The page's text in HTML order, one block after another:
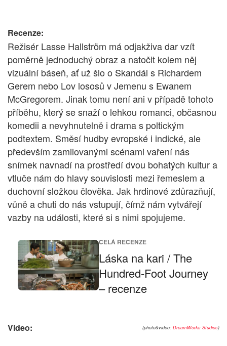
Recenze:
Režisér Lasse Hallström má odjakživa dar vzít
poměrně jednoduchý obraz a natočit kolem něj
vizuální báseň, ať už šlo o Skandál s Richardem
Gerem nebo Lov lososů v Jemenu s Ewanem
McGregorem. Jinak tomu není ani v případě tohoto
příběhu, který se snaží o lehkou romanci, občasnou
komedii a nevyhnutelně i drama s poltickým
podtextem. Směsí hudby evropské i indické, ale
především zamilovanými scénami vaření nás
snímek navnadí na prostředí dvou bohatých kultur a
vtluče nám do hlavy souvislosti mezi řemeslem a
duchovní složkou člověka. Jak hrdinové zdůrazňují,
vůně a chuti do nás vstupují, čímž nám vytvářejí
vazby na události, které si s nimi spojujeme.
CELÁ RECENZE
Láska na kari / The
Hundred-Foot Journey
– recenze
(photo&video: DreamWorks Studios)
Video: